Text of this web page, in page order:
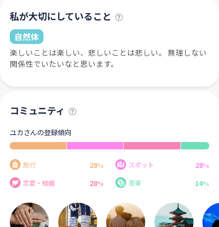
私が大切にしていること
自然体
楽しいことは楽しい、悲しいことは悲しい。 無理しない
関係性でいたいなと思います。
コミュニティ
ユカさんの登録傾向
旅行 28% スポット 28%
恋愛・結婚
28% 音楽 14%